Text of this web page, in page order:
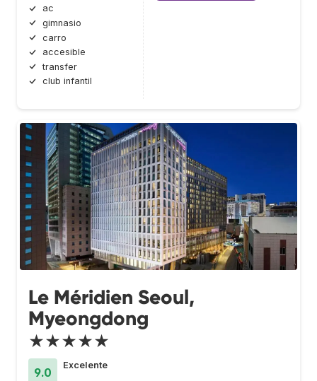
ac
gimnasio
carro
accesible
transfer
club infantil
Le Méridien Seoul,
Myeongdong
★★★★★
9.0
Excelente